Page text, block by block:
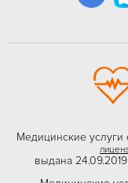
Медицинские
выдана